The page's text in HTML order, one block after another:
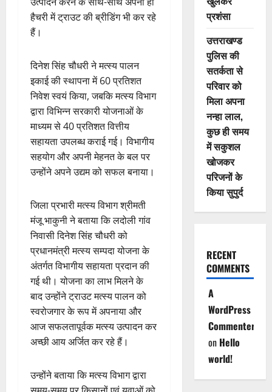
हैचरी में ट्राउट की ब्रीडिंग भी कर रहे
हैं।
दिनेश सिंह चौधरी ने मत्स्य पालन
इकाई की स्थापना में 60 प्रतिशत
निवेश स्वयं किया, जबकि मत्स्य विभाग
द्वारा विभिन्न सरकारी योजनाओं के
माध्यम से 40 प्रतिशत वित्तीय
सहायता उपलब्ध कराई गई। विभागीय
सहयोग और अपनी मेहनत के बल पर
उन्होंने अपने उद्यम को सफल बनाया।
जिला प्रभारी मत्स्य विभाग श्रीमती
मंजू भाकुनी ने बताया कि लदोली गांव
निवासी दिनेश सिंह चौधरी को
प्रधानमंत्री मत्स्य सम्पदा योजना के
अंतर्गत विभागीय सहायता प्रदान की
गई थी। योजना का लाभ मिलने के
बाद उन्होंने ट्राउट मत्स्य पालन को
स्वरोजगार के रूप में अपनाया और
आज सफलतापूर्वक मत्स्य उत्पादन कर
अच्छी आय अर्जित कर रहे हैं।
उन्होंने बताया कि मत्स्य विभाग द्वारा
प्रशंसा
उत्तराखण्ड
पुलिस की
सतर्कता से
परिवार को
मिला अपना
नन्हा लाल,
कुछ ही समय
में सकुशल
खोजकर
परिजनों के
किया सुपुर्द
RECENT
COMMENTS
A
WordPress
Commenter
on Hello
world!